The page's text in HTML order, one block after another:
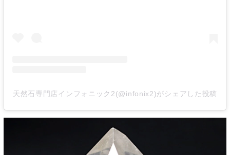
天然石専門店インフォニック2(@infonix2)がシェアした投稿